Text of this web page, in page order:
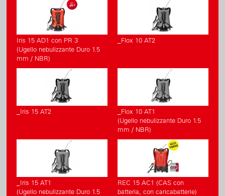
Iris 15 AD1 con PR 3
(Ugello nebulizzante Duro 1.5
mm / NBR)
_Flox 10 AT2
_Iris 15 AT2
_Flox 10 AT1
(Ugello nebulizzante Duro 1.5
mm / NBR)
_Iris 15 AT1
(Ugello nebulizzante Duro 1.5
REC 15 AC1 (CAS con
batteria, con caricabatterie)